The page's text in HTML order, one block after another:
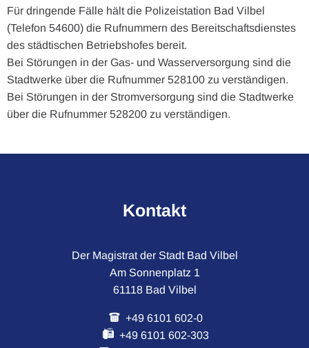
Für dringende Fälle hält die Polizeistation Bad Vilbel
(Telefon 54600) die Rufnummern des Bereitschaftsdienstes
des städtischen Betriebshofes bereit.
Bei Störungen in der Gas- und Wasserversorgung sind die
Stadtwerke über die Rufnummer 528100 zu verständigen.
Bei Störungen in der Stromversorgung sind die Stadtwerke
über die Rufnummer 528200 zu verständigen.
Kontakt
Der Magistrat der Stadt Bad Vilbel
Am Sonnenplatz 1
61118 Bad Vilbel
+49 6101 602-0
+49 6101 602-303